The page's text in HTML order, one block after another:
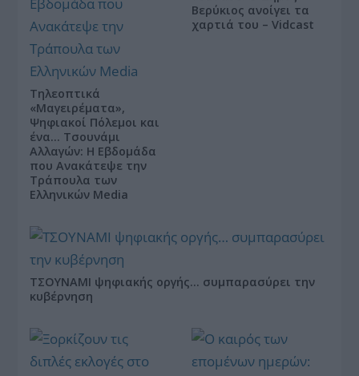
Τηλεοπτικά
«Μαγειρέματα»,
Ψηφιακοί Πόλεμοι και
ένα… Τσουνάμι
Αλλαγών: Η Εβδομάδα
που Ανακάτεψε την
Τράπουλα των
Ελληνικών Media
Βερύκιος ανοίγει τα
χαρτιά του – Vidcast
ΤΣΟΥΝΑΜΙ ψηφιακής οργής… συμπαρασύρει την
κυβέρνηση